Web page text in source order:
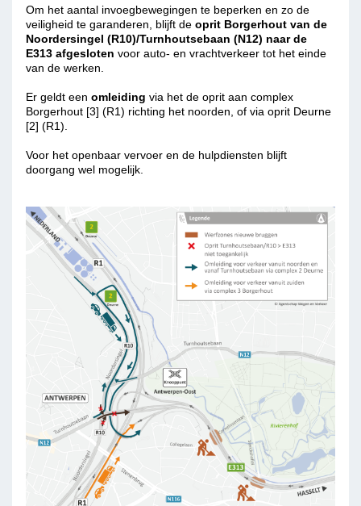
Om het aantal invoegbewegingen te beperken en zo de
veiligheid te garanderen, blijft de oprit Borgerhout van de
Noordersingel (R10)/Turnhoutsebaan (N12) naar de
E313 afgesloten voor auto- en vrachtverkeer tot het einde
van de werken.
Er geldt een omleiding via het de oprit aan complex
Borgerhout [3] (R1) richting het noorden, of via oprit Deurne
[2] (R1).
Voor het openbaar vervoer en de hulpdiensten blijft
doorgang wel mogelijk.